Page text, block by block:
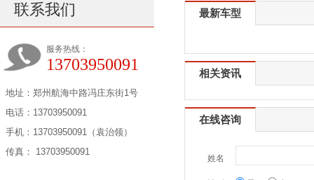
联系我们
服务热线：
13703950091
地址：郑州航海中路冯庄东街1号
电话：13703950091
手机：13703950091（袁治领）
传真： 13703950091
最新车型
相关资讯
在线咨询
姓名